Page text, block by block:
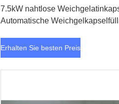
7.5kW nahtlose
Automatische
Erhalten Sie besten Preis